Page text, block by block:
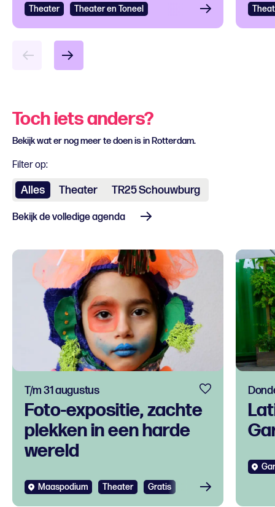
Theater Theater en Toneel
Bekijken
Toch iets anders?
Bekijk wat er nog meer te doen is in Rotterdam.
Filter op:
Alles Theater TR25 Schouwburg
Bekijk de volledige agenda
Foto-expositie, zachte
plekken in een harde
wereld
T/m 31 augustus
Maaspodium Theater Gratis